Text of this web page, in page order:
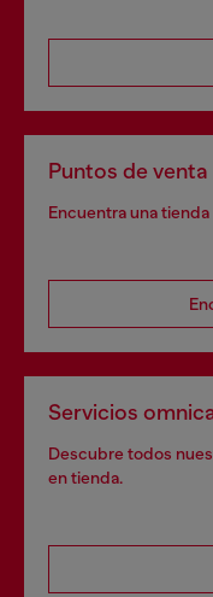
Puntos de venta
Encuentra una
Servicios
Descubre todos
en tienda.